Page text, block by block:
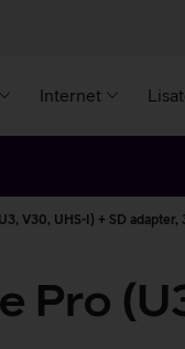
Internet
V30, UHS-I) + SD adapter,
Pro